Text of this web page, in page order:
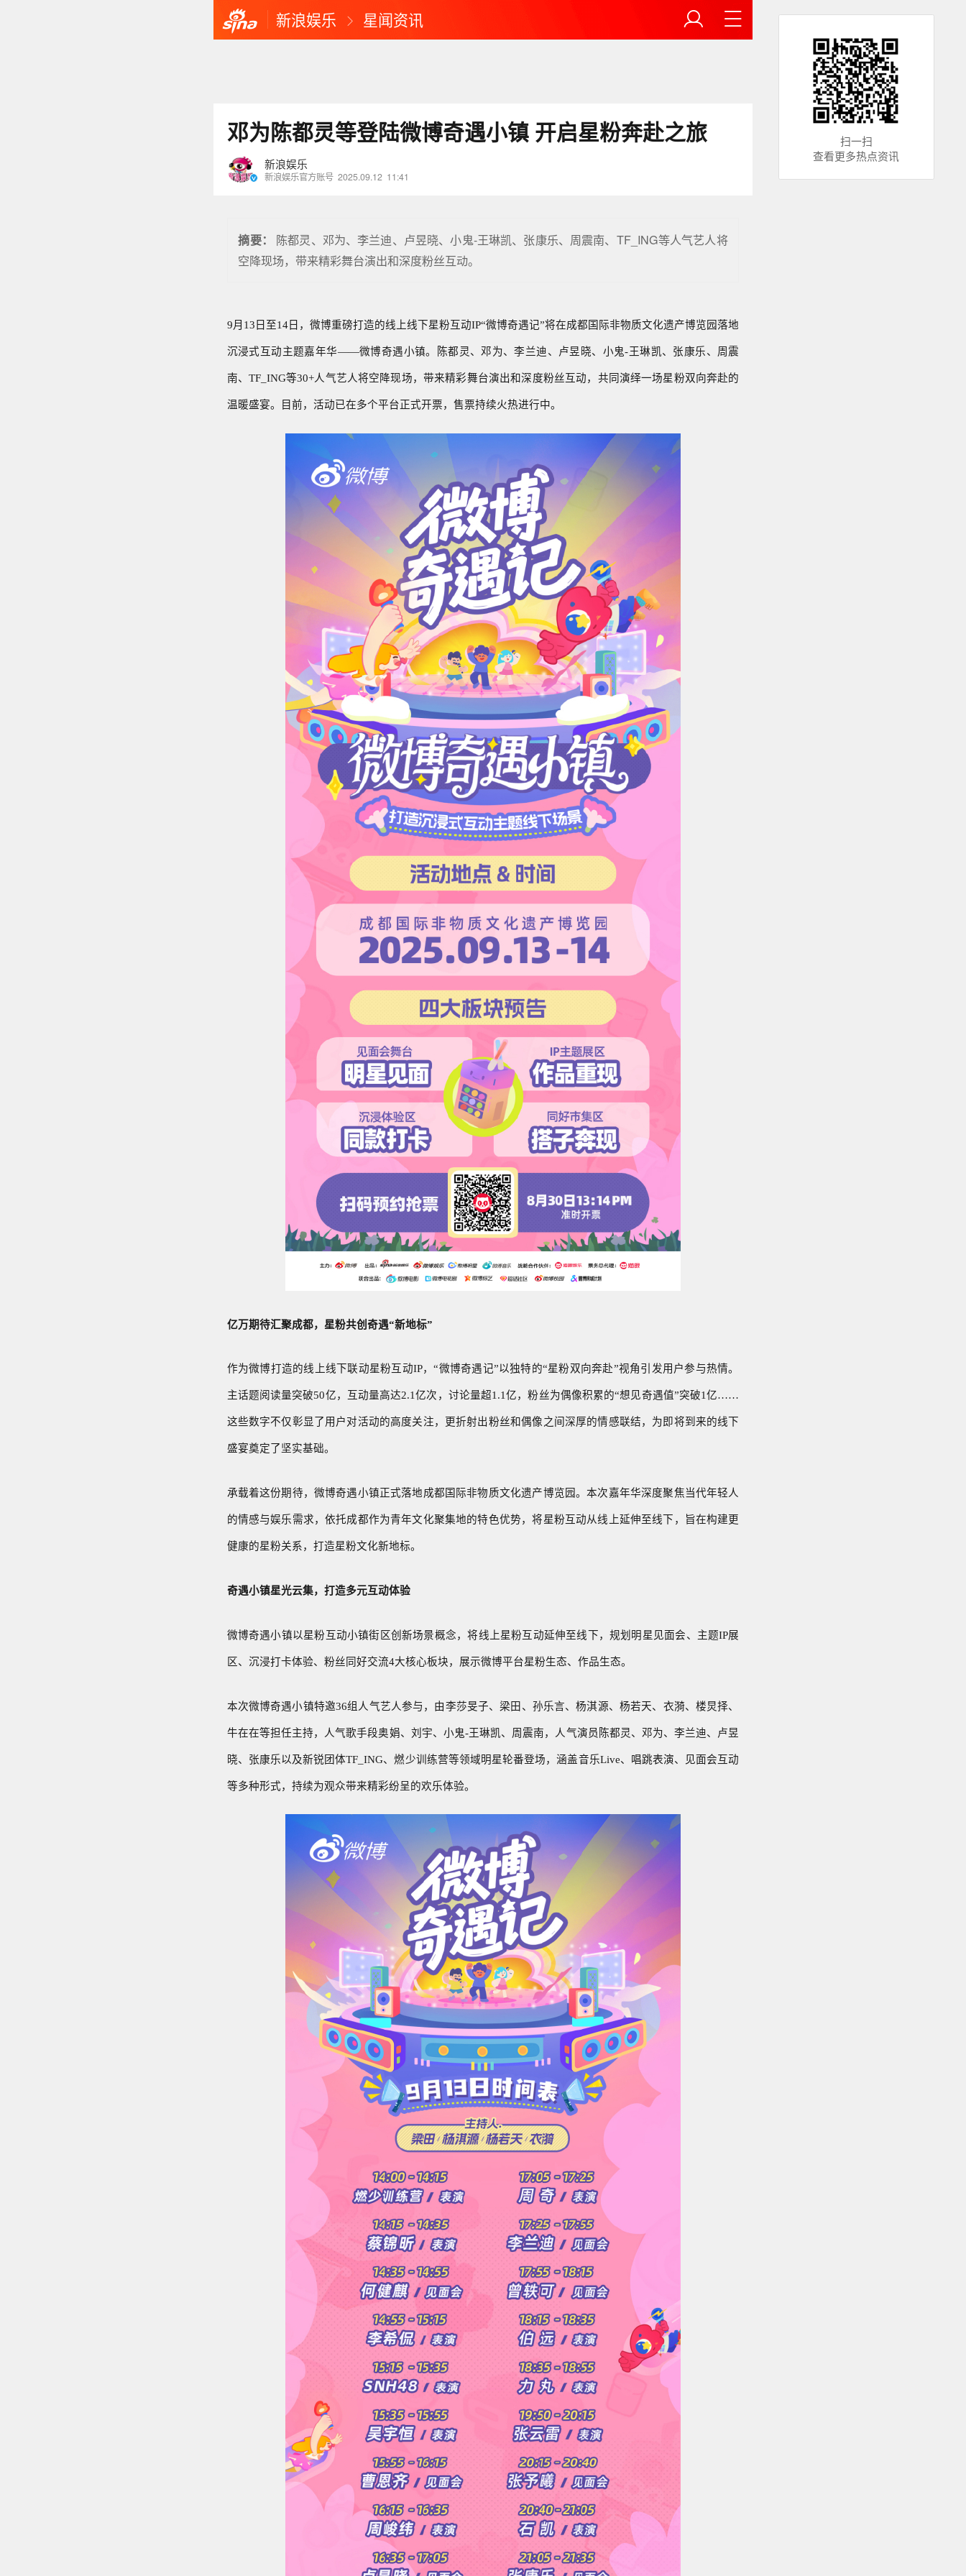
新浪娱乐 星闻资讯
邓为陈都灵等登陆微博奇遇小镇 开启星粉奔赴之旅
新浪娱乐
新浪娱乐官方账号 2025.09.12 11:41
摘要：
陈都灵、邓为、李兰迪、卢昱晓、小鬼-王琳凯、张康乐、周震南、TF_ING等人气艺人将
空降现场，带来精彩舞台演出和深度粉丝互动。
9月13日至14日，微博重磅打造的线上线下星粉互动IP“微博奇遇记”将在成都国际非物质文化遗产博览园落地
沉浸式互动主题嘉年华——微博奇遇小镇。陈都灵、邓为、李兰迪、卢昱晓、小鬼-王琳凯、张康乐、周震
南、TF_ING等30+人气艺人将空降现场，带来精彩舞台演出和深度粉丝互动，共同演绎一场星粉双向奔赴的
温暖盛宴。目前，活动已在多个平台正式开票，售票持续火热进行中。
亿万期待汇聚成都，星粉共创奇遇“新地标”
作为微博打造的线上线下联动星粉互动IP，“微博奇遇记”以独特的“星粉双向奔赴”视角引发用户参与热情。
主话题阅读量突破50亿，互动量高达2.1亿次，讨论量超1.1亿，粉丝为偶像积累的“想见奇遇值”突破1亿……
这些数字不仅彰显了用户对活动的高度关注，更折射出粉丝和偶像之间深厚的情感联结，为即将到来的线下
盛宴奠定了坚实基础。
承载着这份期待，微博奇遇小镇正式落地成都国际非物质文化遗产博览园。本次嘉年华深度聚焦当代年轻人
的情感与娱乐需求，依托成都作为青年文化聚集地的特色优势，将星粉互动从线上延伸至线下，旨在构建更
健康的星粉关系，打造星粉文化新地标。
奇遇小镇星光云集，打造多元互动体验
微博奇遇小镇以星粉互动小镇街区创新场景概念，将线上星粉互动延伸至线下，规划明星见面会、主题IP展
区、沉浸打卡体验、粉丝同好交流4大核心板块，展示微博平台星粉生态、作品生态。
本次微博奇遇小镇特邀36组人气艺人参与，由李莎旻子、梁田、孙乐言、杨淇源、杨若天、衣漪、楼炅择、
牛在在等担任主持， 人气歌手段奥娟、 刘宇、 小鬼-王琳凯、周震南，人气演员陈都灵、邓为、李兰迪、卢昱
晓、张康乐以及新锐团体TF_ING、燃少训练营等领域明星轮番登场，涵盖音乐Live、唱跳表演、见面会互动
等多种形式，持续为观众带来精彩纷呈的欢乐体验。
扫一扫
查看更多热点资讯